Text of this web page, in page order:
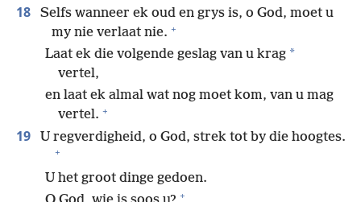
18
Selfs wanneer ek oud en grys is, o God, moet u
my nie verlaat nie. +
Laat ek die volgende geslag van u krag *
vertel,
en laat ek almal wat nog moet kom, van u mag
vertel. +
19 U regverdigheid, o God, strek tot by die hoogtes.
+
U het groot dinge gedoen.
+